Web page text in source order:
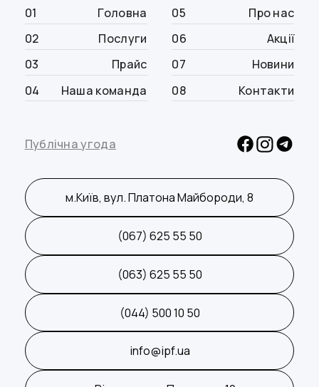
01
Головна
02
Послуги
03
Прайс
04
Наша команда
05
Про нас
06
Акції
07
Новини
08
Контакти
Публічна угода
м.Київ, вул. Платона Майбороди, 8
(067) 625 55 50
(063) 625 55 50
(044) 500 10 50
info@ipf.ua